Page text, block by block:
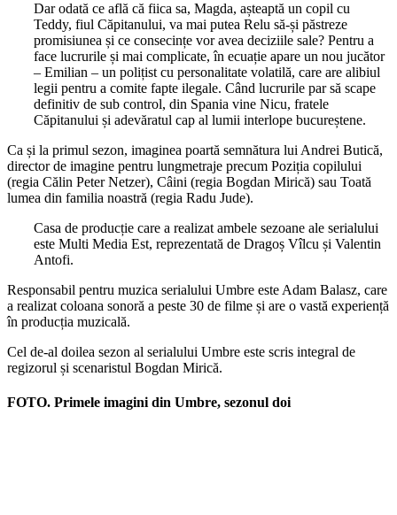
Dar odată ce află că fiica sa, Magda, așteaptă un copil cu
Teddy, fiul Căpitanului, va mai putea Relu să-și păstreze
promisiunea și ce consecințe vor avea deciziile sale? Pentru a
face lucrurile și mai complicate, în ecuație apare un nou jucător
– Emilian – un polițist cu personalitate volatilă, care are alibiul
legii pentru a comite fapte ilegale. Când lucrurile par să scape
definitiv de sub control, din Spania vine Nicu, fratele
Căpitanului și adevăratul cap al lumii interlope bucureștene.
Ca și la primul sezon, imaginea poartă semnătura lui Andrei Butică,
director de imagine pentru lungmetraje precum Poziția copilului
(regia Călin Peter Netzer), Câini (regia Bogdan Mirică) sau Toată
lumea din familia noastră (regia Radu Jude).
Casa de producție care a realizat ambele sezoane ale serialului
este Multi Media Est, reprezentată de Dragoș Vîlcu și Valentin
Antofi.
Responsabil pentru muzica serialului Umbre este Adam Balasz, care
a realizat coloana sonoră a peste 30 de filme și are o vastă experiență
în producția muzicală.
Cel de-al doilea sezon al serialului Umbre este scris integral de
regizorul și scenaristul Bogdan Mirică.
FOTO. Primele imagini din Umbre, sezonul doi